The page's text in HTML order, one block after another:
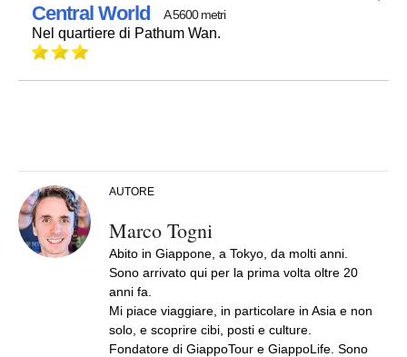
Central World A 5600 metri
Nel quartiere di Pathum Wan.
AUTORE
Marco Togni
Abito in Giappone, a Tokyo, da molti anni.
Sono arrivato qui per la prima volta oltre 20
anni fa.
Mi piace viaggiare, in particolare in Asia e non
solo, e scoprire cibi, posti e culture.
Fondatore di GiappoTour e GiappoLife. Sono